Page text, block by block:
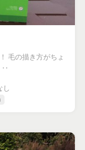
毛の描き方がちょ
‥
し